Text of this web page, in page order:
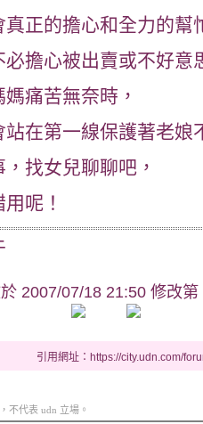
真正的擔心和全力的幫
必擔心被出賣或不好意
媽痛苦無奈時，
站在第一線保護著老娘
，找女兒聊聊吧，
呢！
2007/07/18 21:50 修改第
引用網址：https://city.udn.com/
不代表 udn 立場。